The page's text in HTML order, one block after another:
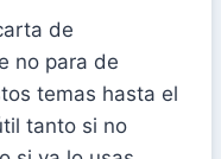
de
no para de
temas hasta el
tanto si no